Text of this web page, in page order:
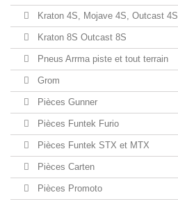
Kraton 4S, Mojave 4S, Outcast 4S
Kraton 8S Outcast 8S
Pneus Arrma piste et tout terrain
Grom
Pièces Gunner
Pièces Funtek Furio
Pièces Funtek STX et MTX
Pièces Carten
Pièces Promoto